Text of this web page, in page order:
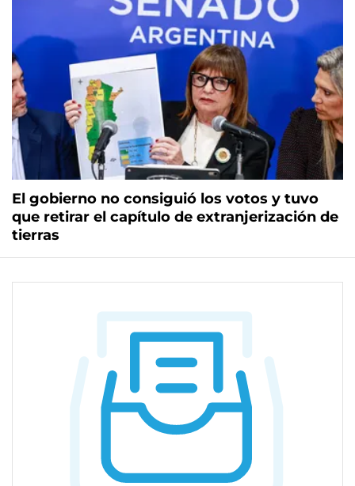
El gobierno no consiguió los votos y tuvo
que retirar el capítulo de extranjerización de
tierras